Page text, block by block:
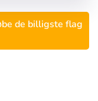
de billigste flag
carrito
a